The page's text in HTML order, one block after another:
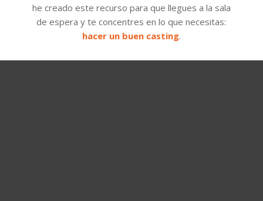
he creado este recurso para que llegues a la sala
de espera y te concentres en lo que necesitas:
hacer un buen casting.